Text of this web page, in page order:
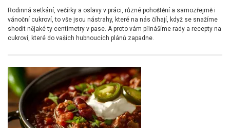
Rodinná setkání, večírky a oslavy v práci, různé pohoštění a samozřejmě i
vánoční cukroví, to vše jsou nástrahy, které na nás číhají, když se snažíme
shodit nějaké ty centimetry v pase. A proto vám přinášíme rady a recepty na
cukroví, které do vašich hubnoucích plánů zapadne.